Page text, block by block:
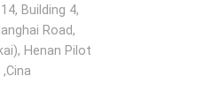
pesan
Anda
Building 4,
Road,
Henan Pilot